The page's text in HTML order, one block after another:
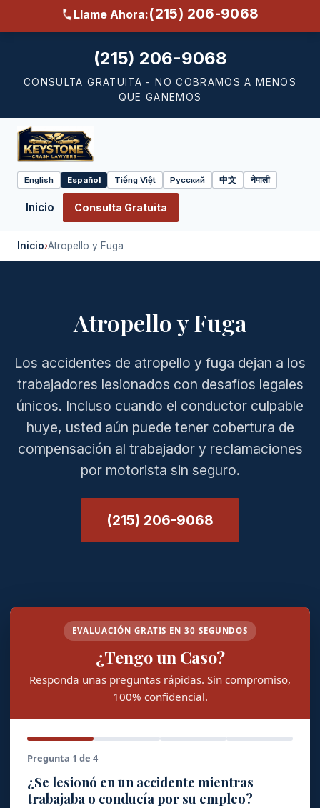
Llame Ahora:(215) 206-9068
(215) 206-9068
CONSULTA GRATUITA - NO COBRAMOS A MENOS
QUE GANEMOS
Select
language
English Español Tiếng Việt Русский 中文 नेपाली
Inicio Consulta Gratuita
Inicio›Atropello y Fuga
Atropello y Fuga
Los accidentes de atropello y fuga dejan a los
trabajadores lesionados con desafíos legales
únicos. Incluso cuando el conductor culpable
huye, usted aún puede tener cobertura de
compensación al trabajador y reclamaciones
por motorista sin seguro.
(215) 206-9068
EVALUACIÓN GRATIS EN 30 SEGUNDOS
¿Tengo un Caso?
Responda unas preguntas rápidas. Sin compromiso,
100% confidencial.
Pregunta 1 de 4
¿Se lesionó en un accidente mientras
trabajaba o conducía por su empleo?